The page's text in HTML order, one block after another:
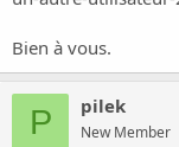
Bien à vous.
P pilek
New Member